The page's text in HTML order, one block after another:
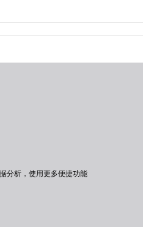
分析，使用更多便捷功能